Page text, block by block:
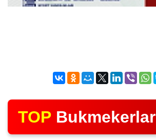
TOP Bukmekerlar